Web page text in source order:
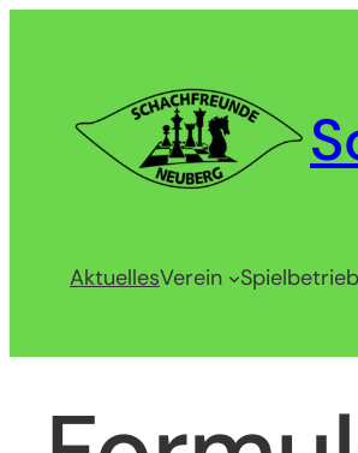
AktuellesVerein Spielbetrieb